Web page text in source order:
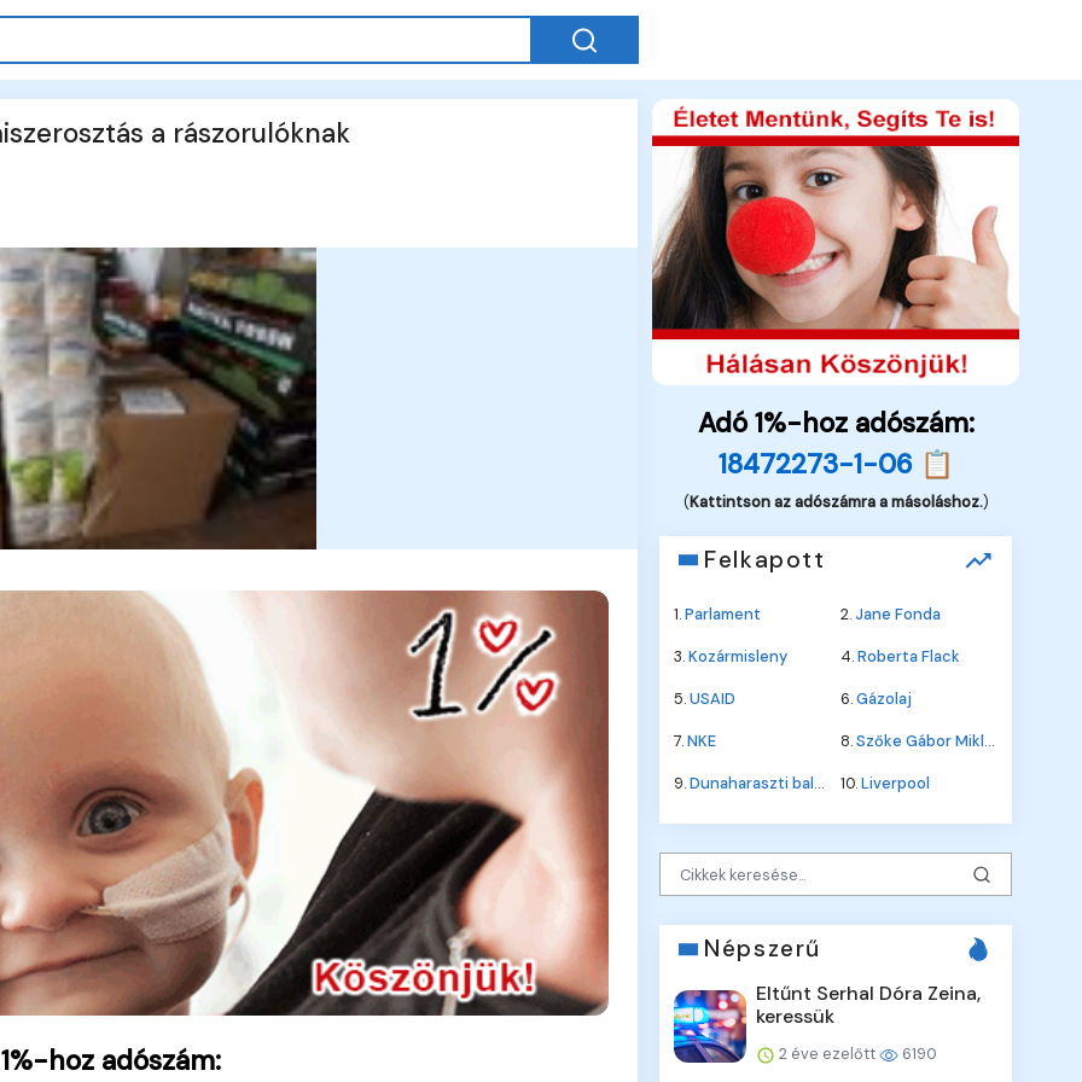
a rászorulóknak
hoz adószám:
Adó 1%-hoz adószám:
18472273-1-06 📋
(Kattintson az adószámra a másoláshoz.)
Felkapott
1.Parlament 2.Jane Fonda
3.Kozármisleny 4.Roberta Flack
5.USAID 6.Gázolaj
7.NKE 8.Szőke Gábor Miklós
9.Dunaharaszti baleset 10.Liverpool
Népszerű
Eltűnt Serhal Dóra Zeina,
keressük
2 éve ezelőtt 6190